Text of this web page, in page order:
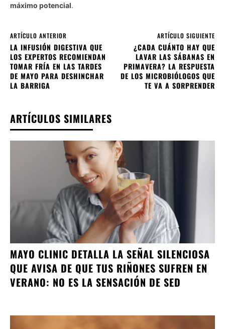
máximo potencial.
ARTÍCULO ANTERIOR
LA INFUSIÓN DIGESTIVA QUE
LOS EXPERTOS RECOMIENDAN
TOMAR FRÍA EN LAS TARDES
DE MAYO PARA DESHINCHAR
LA BARRIGA
ARTÍCULO SIGUIENTE
¿CADA CUÁNTO HAY QUE
LAVAR LAS SÁBANAS EN
PRIMAVERA? LA RESPUESTA
DE LOS MICROBIÓLOGOS QUE
TE VA A SORPRENDER
ARTÍCULOS SIMILARES
MAYO CLINIC DETALLA LA SEÑAL SILENCIOSA
QUE AVISA DE QUE TUS RIÑONES SUFREN EN
VERANO: NO ES LA SENSACIÓN DE SED